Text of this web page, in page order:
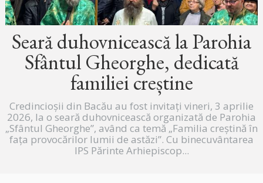
Seară duhovnicească la Parohia
Sfântul Gheorghe, dedicată
familiei creștine
Credincioșii din Bacău au fost invitați vineri, 3 aprilie
2026, la o seară duhovnicească organizată de Parohia
„Sfântul Gheorghe”, având ca temă „Familia creștină în
fața provocărilor lumii de astăzi”. Cu binecuvântarea
IPS Părinte Arhiepiscop...